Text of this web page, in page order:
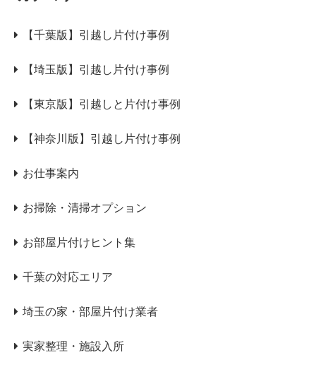
【千葉版】引越し片付け事例
【埼玉版】引越し片付け事例
【東京版】引越しと片付け事例
【神奈川版】引越し片付け事例
お仕事案内
お掃除・清掃オプション
お部屋片付けヒント集
千葉の対応エリア
埼玉の家・部屋片付け業者
実家整理・施設入所